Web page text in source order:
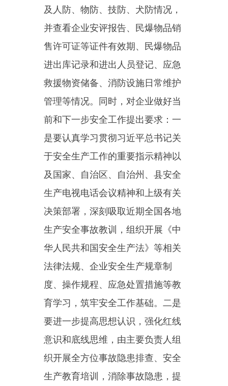
救援物资储备、消防设施日常维护
管理等情况。同时，对企业做好当
前和下一步安全工作提出要求：一
及国家、自治区、 自治州、县安全
生产电视电话会议精神和上级有关
决策部署，深刻吸取近期全国各地
生产安全事故教训，组织开展《中
华人民共和国安全生产法》等相关
法律法规、企业安全生产规章制
要进一步提高思想认识，强化红线
意识和底线思维，由主要负责人组
织开展全方位事故隐患排查、安全
生产教育培训，消除事故隐患，提
高全体员工安全意识，严防违规操
作引发事故。三是要结合民爆行业
三年专项整治各项工作部署，扎实
能及时应对处置，严防生产安全事
故发生。